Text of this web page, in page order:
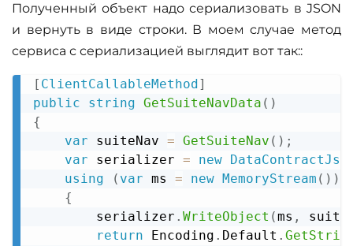
Полученный объект надо сериализовать в JSON
и вернуть в виде строки. В моем случае метод
сервиса с сериализацией выглядит вот так::
[ ClientCallableMethod]
public
string GetSuiteNavData ( )
{
var suiteNav = GetSuiteNav ( ) ;
var serializer = new
using
( var ms = new MemoryStream ( ) )
{
        serializer
. WriteObject (ms ,
return Encoding . Default .